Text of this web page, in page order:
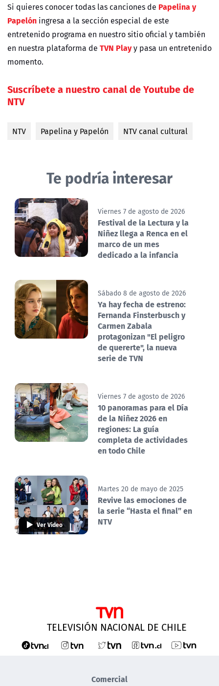
Si quieres conocer todas las canciones de Papelina y
Papelón ingresa a la sección especial de este
entretenido programa en nuestro sitio oficial y también
en nuestra plataforma de TVN Playy pasa un entretenido
momento.
Suscríbete a nuestro canal de Youtube de
NTV
NTV Papelina y Papelón NTV canal cultural
Te podría interesar
Viernes 7 de agosto de 2026
Festival de la Lectura y la
Niñez llega a Renca en el
marco de un mes
dedicado a la infancia
Sábado 8 de agosto de 2026
Ya hay fecha de estreno:
Fernanda Finsterbusch y
Carmen Zabala
protagonizan "El peligro
de quererte", la nueva
serie de TVN
Viernes 7 de agosto de 2026
10 panoramas para el Día
de la Niñez 2026 en
regiones: La guía
completa de actividades
en todo Chile
Ver Video
Martes 20 de mayo de 2025
Revive las emociones de
la serie “Hasta el final” en
NTV
TELEVISIÓN NACIONAL DE CHILE
Comercial